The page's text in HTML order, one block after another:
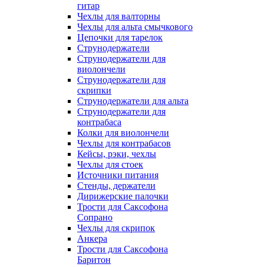
гитар
Чехлы для валторны
Чехлы для альта смычкового
Цепочки для тарелок
Струнодержатели
Струнодержатели для
виолончели
Струнодержатели для
скрипки
Струнодержатели для альта
Струнодержатели для
контрабаса
Колки для виолончели
Чехлы для контрабасов
Кейсы, рэки, чехлы
Чехлы для стоек
Источники питания
Стенды, держатели
Дирижерские палочки
Трости для Саксофона
Сопрано
Чехлы для скрипок
Анкера
Трости для Саксофона
Баритон